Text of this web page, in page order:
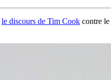
le discours de Tim Cook contre le